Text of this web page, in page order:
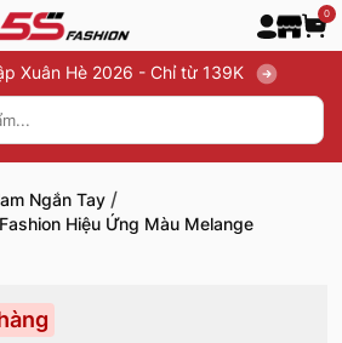
0
Xuân Hè 2026 - Chỉ từ 139K
Ngắn Tay /
Hiệu Ứng Màu Melange